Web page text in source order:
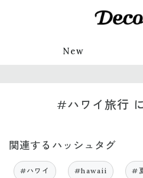
New
#ハワイ旅行
関連するハッシュタグ
#ハワイ #hawaii #